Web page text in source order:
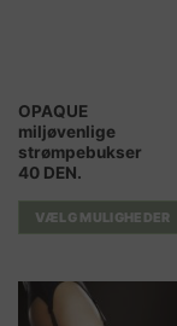
OPAQUE
miljøvenlige
strømpebukser
40 DEN.
VÆLG MULIGHEDER
Dette
vare
har
flere
varianter.
Mulighederne
vælges
på